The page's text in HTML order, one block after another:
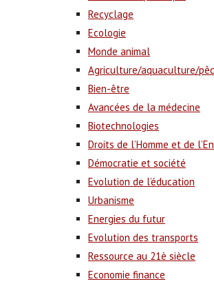
Recyclage
Ecologie
Monde animal
Agriculture/aquaculture/
Bien-être
Avancées de la médecine
Biotechnologies
Droits de l’Homme et de
Démocratie et société
Evolution de l’éducation
Urbanisme
Energies du futur
Evolution des transports
Ressource au 21è siècle
Economie finance